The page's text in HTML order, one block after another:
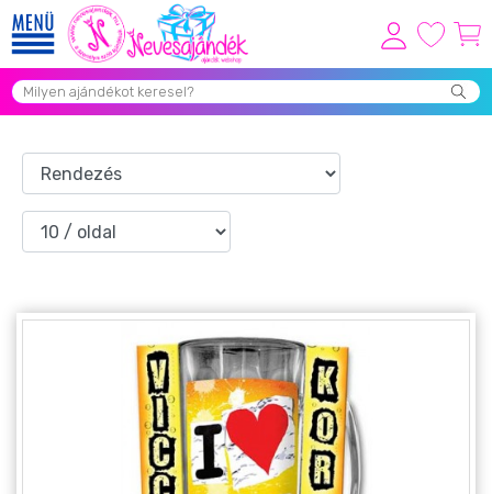
Viszonteladóknak
Grill Party Kellékek ❤️
Egyedi Ajándékok Rendelés
Vicces Pólók
Szerelmes Ajándékok ❤
Budapest Ajándéktárgyak
Szülinapi ajándékok